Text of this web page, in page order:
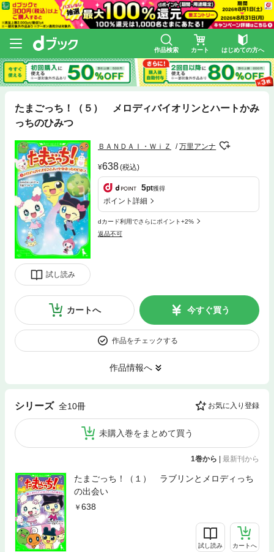
作品検索 カート はじめての方へ
たまごっち！（５） メロディバイオリンとハートかみ
っちのひみつ
試し読み
ＢＡＮＤＡＩ・ＷｉＺ 万里アンナ
638(税込)
5pt獲得
ポイント詳細
dカード利用でさらにポイント+2%
返品不可
カートへ 今すぐ買う
作品をチェックする
作品情報へ
シリーズ 全10冊 お気に入り登録
未購入巻をまとめて買う
1巻から | 最新刊から
たまごっち！（１） ラブリンとメロディっち
の出会い
638
試し読み カートへ